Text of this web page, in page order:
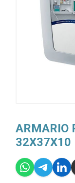
ARMARIO
32X37X10